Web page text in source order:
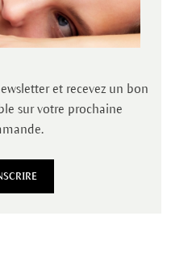
et recevez un bon
sur votre prochaine